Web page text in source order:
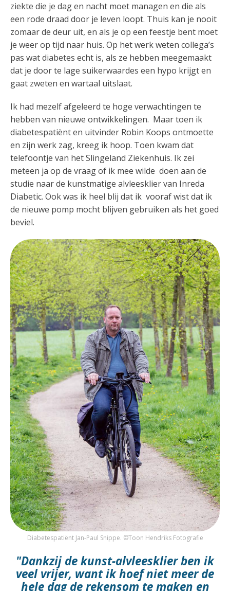
ziekte die je dag en nacht moet managen en die als
een rode draad door je leven loopt. Thuis kan je nooit
zomaar de deur uit, en als je op een feestje bent moet
je weer op tijd naar huis. Op het werk weten collega’s
pas wat diabetes echt is, als ze hebben meegemaakt
dat je door te lage suikerwaardes een hypo krijgt en
gaat zweten en wartaal uitslaat.
Ik had mezelf afgeleerd te hoge verwachtingen te
hebben van nieuwe ontwikkelingen. Maar toen ik
diabetespatiënt en uitvinder Robin Koops ontmoette
en zijn werk zag, kreeg ik hoop. Toen kwam dat
telefoontje van het Slingeland Ziekenhuis. Ik zei
meteen ja op de vraag of ik mee wilde doen aan de
studie naar de kunstmatige alvleesklier van Inreda
Diabetic. Ook was ik heel blij dat ik vooraf wist dat ik
de nieuwe pomp mocht blijven gebruiken als het goed
beviel.
Diabetespatiënt Jan-Paul Snippe. ©Toon Hendriks Fotografie
"Dankzij de kunst-alvleesklier ben ik
veel vrijer, want ik hoef niet meer de
hele dag de rekensom te maken en